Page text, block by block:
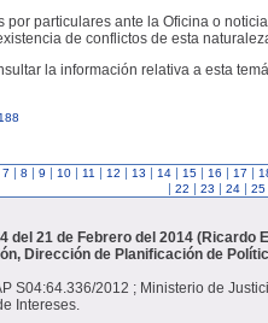
por particulares ante la Oficina o
de conflictos de esta
la información relativa a esta
7 | 8 | 9 | 10 | 11 | 12 | 13 | 14 | 15 | 16 | 17 |
| 22 | 23 | 24 | 25
del 21 de Febrero del 2014 (Ricardo
Dirección de Planificación de
S04:64.336/2012 ; Ministerio de
Intereses.